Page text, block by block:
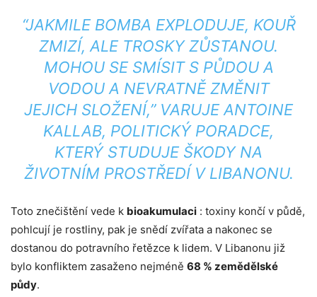
“JAKMILE BOMBA EXPLODUJE, KOUŘ
ZMIZÍ, ALE TROSKY ZŮSTANOU.
MOHOU SE SMÍSIT S PŮDOU A
VODOU A NEVRATNĚ ZMĚNIT
JEJICH SLOŽENÍ,” VARUJE ANTOINE
KALLAB, POLITICKÝ PORADCE,
KTERÝ STUDUJE ŠKODY NA
ŽIVOTNÍM PROSTŘEDÍ V LIBANONU.
Toto znečištění vede k bioakumulaci : toxiny končí v půdě,
pohlcují je rostliny, pak je snědí zvířata a nakonec se
dostanou do potravního řetězce k lidem. V Libanonu již
bylo konfliktem zasaženo nejméně 68 % zemědělské
půdy.